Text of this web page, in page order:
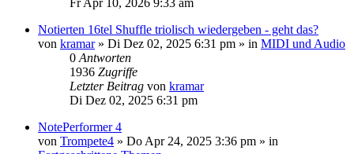
Notierten 16tel Shuffle triolisch wiedergeben - geht das?
von kramar» Di Dez 02, 2025 6:31 pm » in MIDI und Audio
0 Antworten
1936 Zugriffe
Letzter Beitrag von kramar
Di Dez 02, 2025 6:31 pm
NotePerformer 4
von Trompete4 » Do Apr 24, 2025 3:36 pm » in